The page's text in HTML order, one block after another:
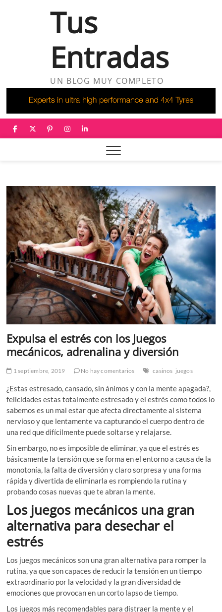
Tus
Entradas
UN BLOG MUY COMPLETO
facebook
twitter
pinterest
instagram
linkedin
Expulsa el estrés con los Juegos
mecánicos, adrenalina y diversión
1 septiembre, 2019 No hay comentarios casinos juegos
¿Estas estresado, cansado, sin ánimos y con la mente apagada?,
felicidades estas totalmente estresado y el estrés como todos lo
sabemos es un mal estar que afecta directamente al sistema
nervioso y que lentamente va capturando el cuerpo dentro de
una red que difícilmente puede soltarse y relajarse.
Sin embargo, no es imposible de eliminar, ya que el estrés es
básicamente la tensión que se forma en el entorno a causa de la
monotonía, la falta de diversión y claro sorpresa y una forma
rápida y divertida de eliminarla es rompiendo la rutina y
probando cosas nuevas que te abran la mente.
Los juegos mecánicos una gran
alternativa para desechar el
estrés
Los juegos mecánicos son una gran alternativa para romper la
rutina, ya que son capaces de reducir la tensión en un tiempo
extraordinario por la velocidad y la gran diversidad de
emociones que provocan en un corto lapso de tiempo.
Los juegos más recomendables para distraer la mente y el